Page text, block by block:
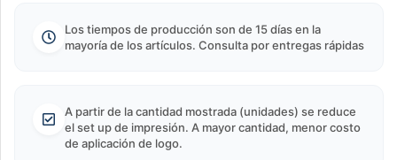
Los tiempos de producción son de 15 días en la
mayoría de los artículos. Consulta por entregas rápidas
A partir de la cantidad mostrada (unidades) se reduce
el set up de impresión. A mayor cantidad, menor costo
de aplicación de logo.